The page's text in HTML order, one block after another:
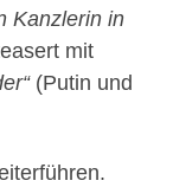
Kanzlerin in
mit
(Putin und